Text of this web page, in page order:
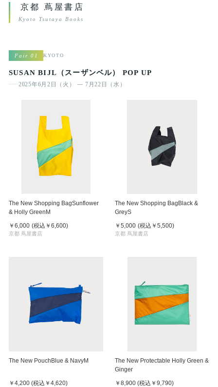
京都 蔦屋書店
Kyoto Tsutaya Books
Fair 01 KYOTO
SUSAN BIJL（スーザンベル） POP UP
2025年6月2日（火） — 7月22日（水）
The New Shopping BagSunflower
& Holly GreenM
￥6,000 (税込 ￥6,600)
京都 蔦屋書店
The New Shopping BagBlack &
GreyS
￥5,000 (税込 ￥5,500)
京都 蔦屋書店
The New PouchBlue & NavyM
￥4,200 (税込 ￥4,620)
The New Protectable Holly Green &
Ginger
￥8,900(税込 ￥9,790)